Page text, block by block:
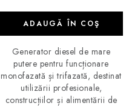
ADAUGĂ ÎN COŞ
Generator diesel de mare
putere pentru funcționare
monofazată și trifazată, destinat
utilizării profesionale,
construcțiilor și alimentării de